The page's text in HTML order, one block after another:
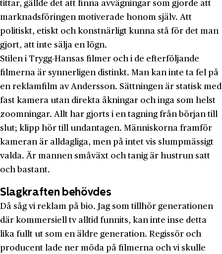
tittar, gällde det att finna avvägningar som gjorde att
marknadsföringen motiverade honom själv. Att
politiskt, etiskt och konstnärligt kunna stå för det man
gjort, att inte sälja en lögn.
Stilen i Trygg-Hansas filmer och i de efterföljande
filmerna är synnerligen distinkt. Man kan inte ta fel på
en reklamfilm av Andersson. Sättningen är statisk med
fast kamera utan direkta åkningar och inga som helst
zoomningar. Allt har gjorts i en tagning från början till
slut; klipp hör till undantagen. Människorna framför
kameran är alldagliga, men på intet vis slumpmässigt
valda. Är mannen småväxt och tanig är hustrun satt
och bastant.
Slagkraften behövdes
Då såg vi reklam på bio. Jag som tillhör generationen
där kommersiell tv alltid funnits, kan inte inse detta
lika fullt ut som en äldre generation. Regissör och
producent lade ner möda på filmerna och vi skulle